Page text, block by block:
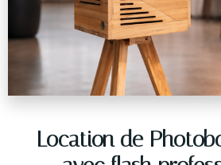
Location de